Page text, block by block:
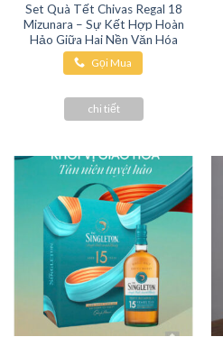
Set Quà Tết Chivas Regal 18
Mizunara – Sự Kết Hợp Hoàn
Hảo Giữa Hai Nền Văn Hóa
Gọi Mua
chi tiết